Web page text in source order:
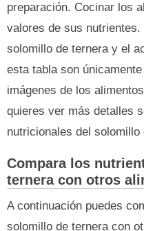
preparación. Cocinar los
valores de sus
solomillo de ternera y el
esta tabla son
imágenes de los
quieres ver más detalles
nutricionales del
Compara los
ternera con otros
A continuación puedes
solomillo de ternera con